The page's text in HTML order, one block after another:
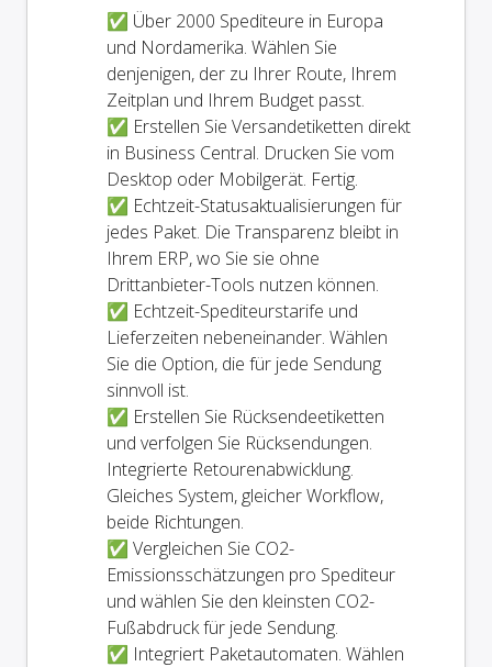
✅ Über 2000 Spediteure in Europa
und Nordamerika. Wählen Sie
denjenigen, der zu Ihrer Route, Ihrem
Zeitplan und Ihrem Budget passt.
✅ Erstellen Sie Versandetiketten direkt
in Business Central. Drucken Sie vom
Desktop oder Mobilgerät. Fertig.
✅ Echtzeit-Statusaktualisierungen für
jedes Paket. Die Transparenz bleibt in
Ihrem ERP, wo Sie sie ohne
Drittanbieter-Tools nutzen können.
✅ Echtzeit-Spediteurstarife und
Lieferzeiten nebeneinander. Wählen
Sie die Option, die für jede Sendung
sinnvoll ist.
✅ Erstellen Sie Rücksendeetiketten
und verfolgen Sie Rücksendungen.
Integrierte Retourenabwicklung.
Gleiches System, gleicher Workflow,
beide Richtungen.
✅ Vergleichen Sie CO2-
Emissionsschätzungen pro Spediteur
und wählen Sie den kleinsten CO2-
Fußabdruck für jede Sendung.
✅ Integriert Paketautomaten. Wählen